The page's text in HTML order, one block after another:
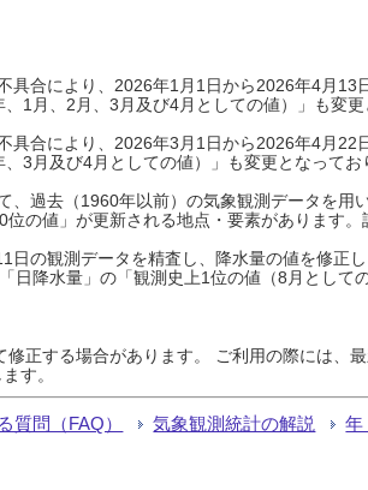
具合により、2026年1月1日から2026年4月13
1月、2月、3月及び4月としての値）」も変更
具合により、2026年3月1日から2026年4月22
3月及び4月としての値）」も変更となって
、過去（1960年以前）の気象観測データを用
の値」が更新される地点・要素があります。
の観測データを精査し、降水量の値を修正
日降水量」の「観測史上1位の値（8月とし
正する場合があります。 ご利用の際には、
す。
質問（FAQ） 気象観測統計の解説 年